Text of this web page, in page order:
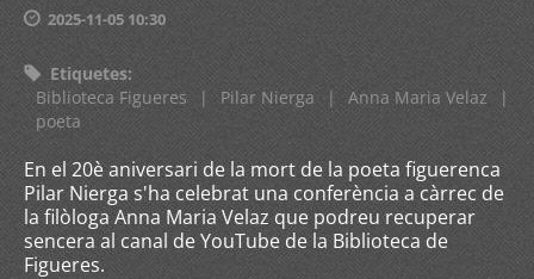
2025-11-05 10:30
Etiquetes:
Biblioteca Figueres
| Pilar Nierga | Anna Maria Velaz
|
poeta
En el 20è aniversari de la mort de la poeta figuerenca
Pilar Nierga s'ha celebrat una conferència a càrrec de
la filòloga Anna Maria Velaz que podreu recuperar
sencera al canal de YouTube de la Biblioteca de
Figueres.